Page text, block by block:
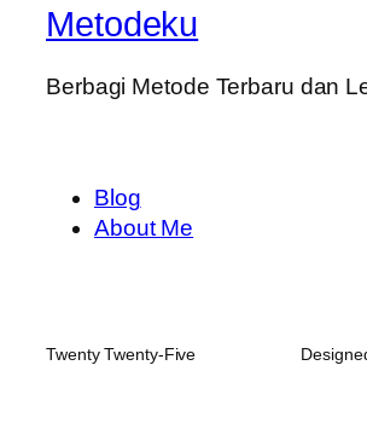
Metodeku
Berbagi Metode Terbaru dan
Blog
About Me
Twenty Twenty-Five